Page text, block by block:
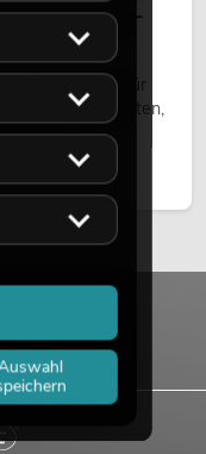
Moving-
Scheinwerfer für
Stadtfesten,
und